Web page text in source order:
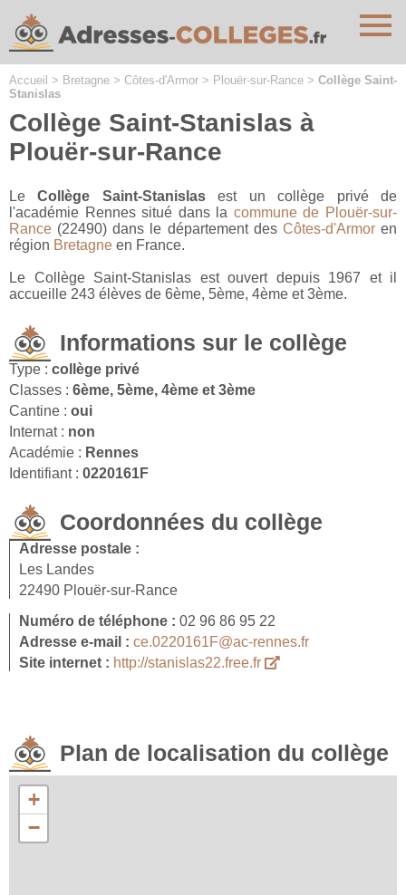
Accueil > Bretagne > Côtes-d'Armor > Plouër-sur-Rance > Collège Saint-
Stanislas
Collège Saint-Stanislas à
Plouër-sur-Rance
LeCollège Saint-Stanislasest un collège privé de
l'académie Rennes situé dans la commune de Plouër-sur-
Rance (22490) dans le département des Côtes-d'Armoren
région Bretagne en France.
Le Collège Saint-Stanislas est ouvert depuis 1967 et il
accueille 243 élèves de 6ème, 5ème, 4ème et 3ème.
Informations sur le collège
Type : collège privé
Classes : 6ème, 5ème, 4ème et 3ème
Cantine : oui
Internat : non
Académie : Rennes
Identifiant : 0220161F
Coordonnées du collège
Adresse postale :
Les Landes
22490 Plouër-sur-Rance
Numéro de téléphone : 02 96 86 95 22
Adresse e-mail : ce.0220161F@ac-rennes.fr
Site internet : http://stanislas22.free.fr
Plan de localisation du collège
+
−